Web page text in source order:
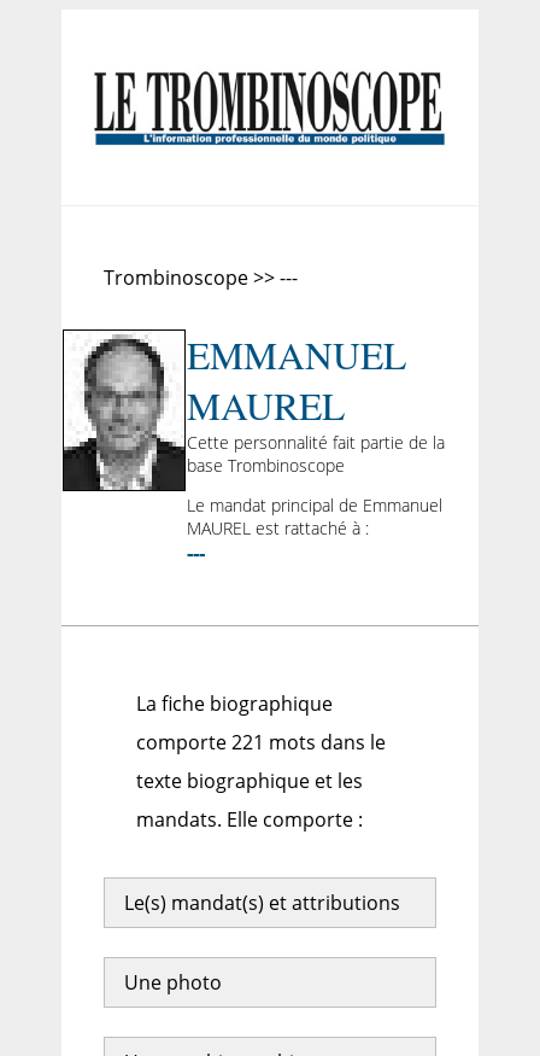
Trombinoscope >> ---
EMMANUEL
MAUREL
Cette personnalité fait partie de la
base Trombinoscope
Le mandat principal de Emmanuel
MAUREL est rattaché à :
---
La fiche biographique
comporte 221 mots dans le
texte biographique et les
mandats. Elle comporte :
Le(s) mandat(s) et attributions
Une photo